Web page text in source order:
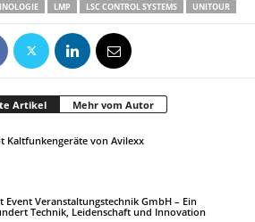
LMP LSC CONTROL SYSTEMS UNITOUR
Artikel Mehr vom Autor
Kaltfunkengeräte von Avilexx
Event Veranstaltungstechnik GmbH – Ein
Technik, Leidenschaft und Innovation